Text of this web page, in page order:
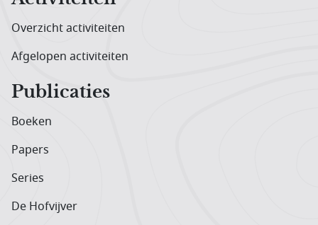
Overzicht activiteiten
Afgelopen activiteiten
Publicaties
Boeken
Papers
Series
De Hofvijver